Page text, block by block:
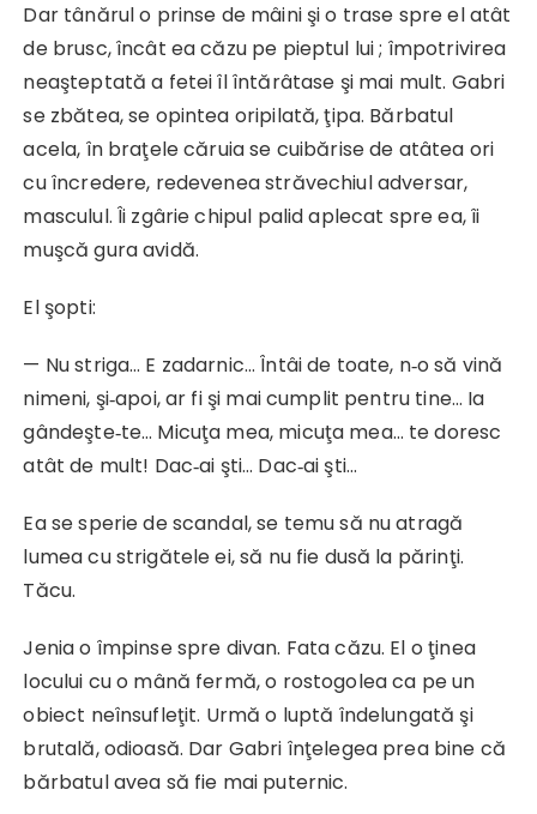
Dar tânărul o prinse de mâini şi o trase spre el atât
de brusc, încât ea căzu pe pieptul lui ; împo­trivirea
neaşteptată a fetei îl întărâtase şi mai mult. Gabri
se zbătea, se opintea oripilată, ţipa. Bărbatul
acela, în braţele căruia se cuibărise de atâtea ori
cu încredere, redevenea străvechiul adversar,
mascu­lul. Îi zgârie chipul palid aplecat spre ea, îi
muşcă gura avidă.
El şopti:
— Nu striga… E zadarnic… Întâi de toate, n‑o să vină
nimeni, şi‑apoi, ar fi şi mai cumplit pen­tru tine… Ia
gândeşte‑te… Micuţa mea, micuţa mea… te doresc
atât de mult! Dac‑ai şti… Dac‑ai şti…
Ea se sperie de scandal, se temu să nu atragă
lumea cu strigătele ei, să nu fie dusă la părinţi.
Tăcu.
Jenia o împinse spre divan. Fata căzu. El o ţinea
locului cu o mână fermă, o rostogolea ca pe un
obiect neînsufleţit. Urmă o luptă îndelungată şi
brutală, odioasă. Dar Gabri înţelegea prea bine că
bărbatul avea să fie mai puternic.